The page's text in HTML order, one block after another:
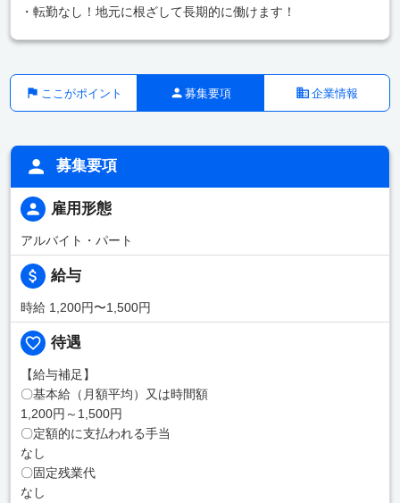
・転勤なし！地元に根ざして長期的に働けます！
ここがポイント 募集要項 企業情報
募集要項
雇用形態
アルバイト・パート
給与
時給 1,200円〜1,500円
待遇
【給与補足】
〇基本給（月額平均）又は時間額
1,200円～1,500円
〇定額的に支払われる手当
なし
〇固定残業代
なし